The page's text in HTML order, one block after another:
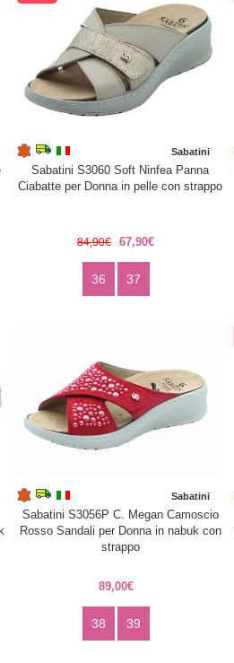
Sabatini
Sabatini S3060 Soft Ninfea Panna
Ciabatte per Donna in pelle con strappo
84,90€ 67,90€
36 37
Sabatini
Sabatini S3056P C. Megan Camoscio
Rosso Sandali per Donna in nabuk con
strappo
89,00€
38 39